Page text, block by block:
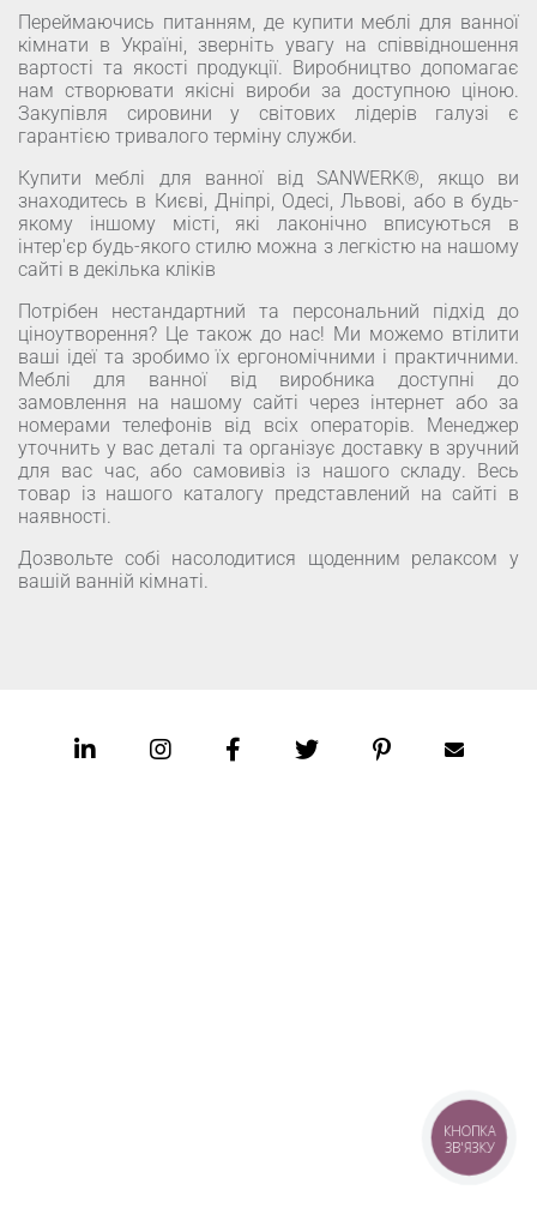
Переймаючись питанням, де купити меблі для ванної
кімнати в Україні, зверніть увагу на співвідношення
вартості та якості продукції. Виробництво допомагає
нам створювати якісні вироби за доступною ціною.
Закупівля сировини у світових лідерів галузі є
гарантією тривалого терміну служби.
Купити меблі для ванної від SANWERK®, якщо ви
знаходитесь в Києві, Дніпрі, Одесі, Львові, або в будь-
якому іншому місті, які лаконічно вписуються в
інтер'єр будь-якого стилю можна з легкістю на нашому
сайті в декілька кліків
Потрібен нестандартний та персональний підхід до
ціноутворення? Це також до нас! Ми можемо втілити
ваші ідеї та зробимо їх ергономічними і практичними.
Меблі для ванної від виробника доступні до
замовлення на нашому сайті через інтернет або за
номерами телефонів від всіх операторів. Менеджер
уточнить у вас деталі та організує доставку в зручний
для вас час, або самовивіз із нашого складу. Весь
товар із нашого каталогу представлений на сайті в
наявності.
Дозвольте собі насолодитися щоденним релаксом у
вашій ванній кімнаті.
КНОПКА
ЗВ'ЯЗКУ